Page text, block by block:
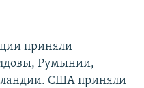
приняли
Румынии,
США приняли